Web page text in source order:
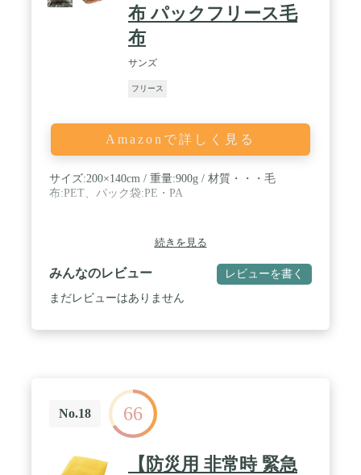
布 パックフリース毛
布
サンズ
フリース
Amazonで詳しく見る
サイズ:200×140cm / 重量:900g / 材質・・・毛
布:PET、パック袋:PE・PA
続きを見る
みんなのレビュー レビューを書く
まだレビューはありません
No.18 66
【防災用 非常時 緊急